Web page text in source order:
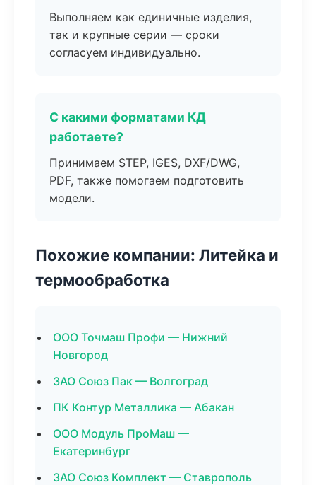
Выполняем как единичные изделия,
так и крупные серии — сроки
согласуем индивидуально.
С какими форматами КД
работаете?
Принимаем STEP, IGES, DXF/DWG,
PDF, также помогаем подготовить
модели.
Похожие компании: Литейка и
термообработка
ООО Точмаш Профи — Нижний
Новгород
ЗАО Союз Пак — Волгоград
ПК Контур Металлика — Абакан
ООО Модуль ПроМаш —
Екатеринбург
ЗАО Союз Комплект — Ставрополь